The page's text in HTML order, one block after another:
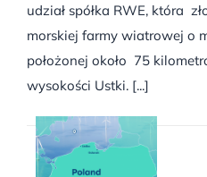
udział spółka RWE, która
morskiej farmy wiatrowej o
położonej około 75
wysokości Ustki. [...]